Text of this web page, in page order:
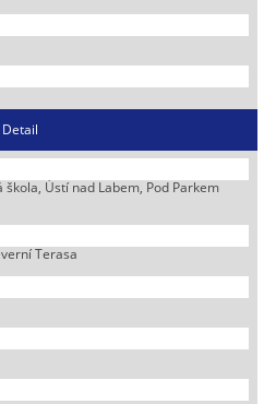
Detail
Ústí nad Labem, Pod Parkem
Terasa